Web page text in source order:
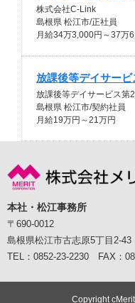
株式会社C-Link
島根県 松江市/正社員
月給34万3,000円～37万
放課後等デイサー
放課後等デイサービス第
島根県 松江市/契約社員
月給19万円～21万円
本社・松江事務所
〒690-0012
島根県松江市古志原5丁目2-43
TEL：0852-23-2230 FAX：
Copyright